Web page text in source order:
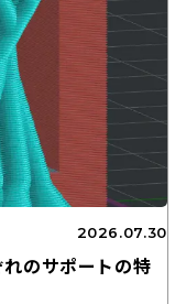
2026.07.30
のサポートの特